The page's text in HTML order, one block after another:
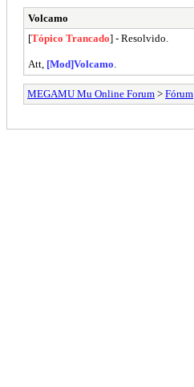
Volcamo
[Tópico Trancado] - Resolvido.
Att, [Mod]Volcamo
MEGAMU Mu Online Forum > Fórum